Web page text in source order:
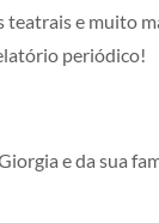
teatrais e muito
periódico!
e da sua